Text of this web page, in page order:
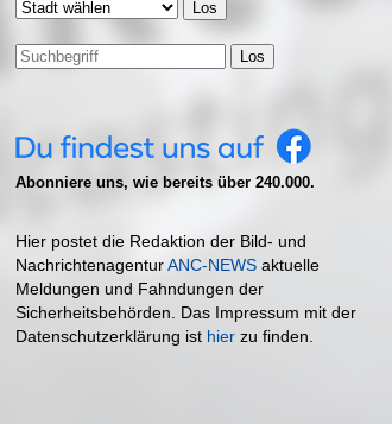
Los
Abonniere uns, wie bereits über 240.000.
Hier postet die Redaktion der Bild- und
NachrichtenagenturANC-NEWS aktuelle
Meldungen und Fahndungen der
Sicherheitsbehörden. Das Impressum mit der
Datenschutzerklärung ist hier zu finden.